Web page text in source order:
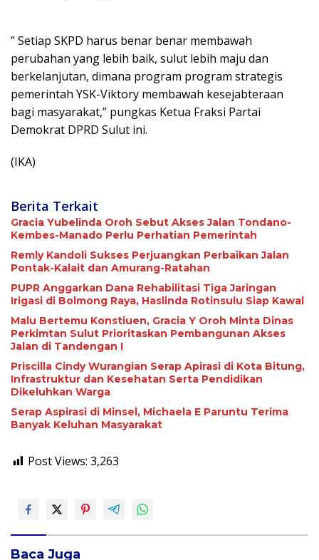
” Setiap SKPD harus benar benar membawah
perubahan yang lebih baik, sulut lebih maju dan
berkelanjutan, dimana program program strategis
pemerintah YSK-Viktory membawah kesejabteraan
bagi masyarakat,” pungkas Ketua Fraksi Partai
Demokrat DPRD Sulut ini.
(IKA)
Berita Terkait
Gracia Yubelinda Oroh Sebut Akses Jalan Tondano-
Kembes-Manado Perlu Perhatian Pemerintah
Remly Kandoli Sukses Perjuangkan Perbaikan Jalan
Pontak-Kalait dan Amurang-Ratahan
PUPR Anggarkan Dana Rehabilitasi Tiga Jaringan
Irigasi di Bolmong Raya, Haslinda Rotinsulu Siap Kawal
Malu Bertemu Konstiuen, Gracia Y Oroh Minta Dinas
Perkimtan Sulut Prioritaskan Pembangunan Akses
Jalan di Tandengan I
Priscilla Cindy Wurangian Serap Apirasi di Kota Bitung,
Infrastruktur dan Kesehatan Serta Pendidikan
Dikeluhkan Warga
Serap Aspirasi di Minsel, Michaela E Paruntu Terima
Banyak Keluhan Masyarakat
Post Views: 3,263
Baca Juga